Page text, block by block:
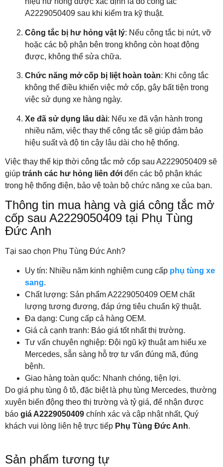
A2229050409 sau khi kiểm tra kỹ thuật.
Công tắc bị hư hỏng vật lý: Nếu công tắc bị nứt, vỡ
hoặc các bộ phận bên trong không còn hoạt động
được, không thể sửa chữa.
Chức năng mở cốp bị liệt hoàn toàn: Khi công tắc
không thể điều khiển việc mở cốp, gây bất tiện trong
việc sử dụng xe hàng ngày.
Xe đã sử dụng lâu dài: Nếu xe đã vận hành trong
nhiều năm, việc thay thế công tắc sẽ giúp đảm bảo
hiệu suất và độ tin cậy lâu dài cho hệ thống.
Việc thay thế kịp thời công tắc mở cốp sau A2229050409 sẽ
giúp tránh các hư hỏng liên đới đến các bộ phận khác
trong hệ thống điện, bảo vệ toàn bộ chức năng xe của bạn.
Thông tin mua hàng và giá công tắc mở
cốp sau A2229050409 tại Phụ Tùng
Đức Anh
Tại sao chọn Phụ Tùng Đức Anh?
Uy tín: Nhiều năm kinh nghiệm cung cấp phụ tùng xe
sang.
Chất lượng: Sản phẩm A2229050409 OEM chất
lượng tương đương, đáp ứng tiêu chuẩn kỹ thuật.
Đa dạng: Cung cấp cả hàng OEM.
Giá cả cạnh tranh: Báo giá tốt nhất thị trường.
Tư vấn chuyên nghiệp: Đội ngũ kỹ thuật am hiểu xe
Mercedes, sẵn sàng hỗ trợ tư vấn đúng mã, đúng
bệnh.
Giao hàng toàn quốc: Nhanh chóng, tiện lợi.
Do giá phụ tùng ô tô, đặc biệt là phụ tùng Mercedes, thường
xuyên biến động theo thị trường và tỷ giá, để nhận được
báo giá A2229050409 chính xác và cập nhật nhất, Quý
khách vui lòng liên hệ trực tiếp Phụ Tùng Đức Anh.
Sản phẩm tương tự